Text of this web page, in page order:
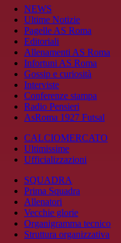
NEWS
Ultime Notizie
Pagelle AS Roma
Editoriali
Allenamenti AS Roma
Infortuni AS Roma
Gossip e curiosità
Interviste
Conferenze stampa
Radio Pensieri
AsRoma 1927 Futsal
CALCIOMERCATO
Ultimissime
Ufficializzazioni
SQUADRA
Prima Squadra
Allenatori
Vecchie glorie
Organigramma tecnico
Struttura organizzativa